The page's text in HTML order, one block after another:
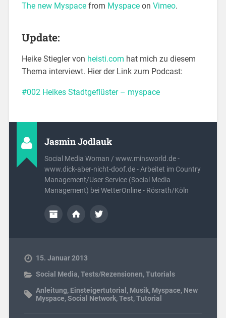
The new Myspacefrom Myspaceon Vimeo.
Update:
Heike Stiegler von heisti.com hat mich zu diesem
Thema interviewt. Hier der Link zum Podcast:
#002 Heikes Stadtgeflüster – myspace
Jasmin Jodlauk
Social Media Woman / www.minsworld.de -
www.dick-aber-nicht-doof.de - Arbeitet im Country
Management/User Service (Social Media
Management) bei WetterOnline - Rösrath/Köln
15. Januar 2013
Social Media,Tests/Rezensionen,Tutorials
Anleitung, Einsteigertutorial , Musik, Myspace, New
Myspace,Social Network,Test,Tutorial